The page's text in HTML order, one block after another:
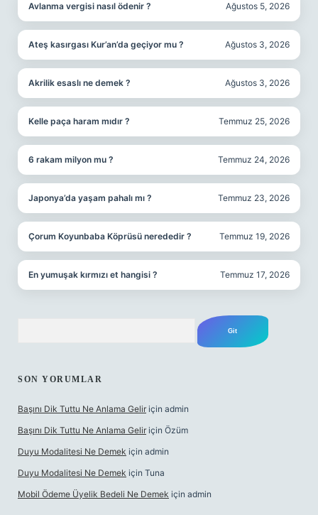
Avlanma vergisi nasıl ödenir ? Ağustos 5, 2026
Ateş kasırgası Kur’an’da geçiyor mu ? Ağustos 3, 2026
Akrilik esaslı ne demek ? Ağustos 3, 2026
Kelle paça haram mıdır ? Temmuz 25, 2026
6 rakam milyon mu ? Temmuz 24, 2026
Japonya’da yaşam pahalı mı ? Temmuz 23, 2026
Çorum Koyunbaba Köprüsü nerededir ? Temmuz 19, 2026
En yumuşak kırmızı et hangisi ? Temmuz 17, 2026
SON YORUMLAR
Başını Dik Tuttu Ne Anlama Gelir için admin
Başını Dik Tuttu Ne Anlama Gelir için Özüm
Duyu Modalitesi Ne Demek için admin
Duyu Modalitesi Ne Demek için Tuna
Mobil Ödeme Üyelik Bedeli Ne Demek için admin